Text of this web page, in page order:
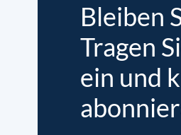
Bleiben
Tragen
ein und